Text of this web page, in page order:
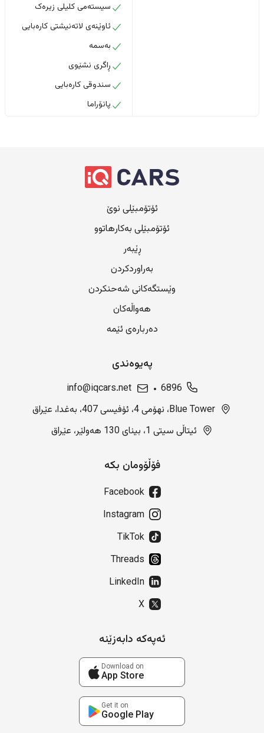
سیستەمی کلیلی زیرەک
ئاوێنەی لاتەنیشتی کارەبایی
بەسمە
ڕاگری نشێوی
سندوقی کارەبایی
پانۆراما
ئۆتۆمبێلی نوێ
ئۆتۆمبێلی بەکارهاتوو
ڕێبەر
بەراوردکردن
وێستگەکانی شەحنکردن
هەواڵەکان
دەربارەی ئێمە
پەیوەندی
6896
info@iqcars.net
Blue Tower، نهۆمی 4، ئۆفیسی 407، بەغدا، عێراق
ئیتاڵی سیتی 1، بینای 130 هەولێر، عێراق
فۆڵۆومان بکە
Facebook
Instagram
TikTok
Threads
LinkedIn
X
ئەپەکە دابەزێنە
Download on
App Store
Get it on
Google Play